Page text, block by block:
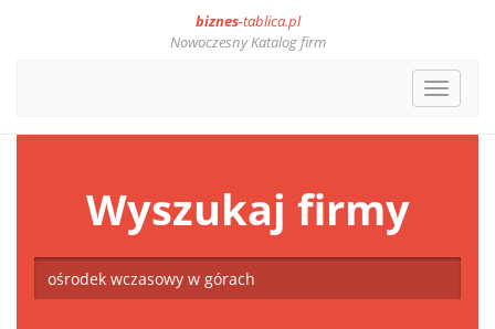
biznes-tablica.pl
Nowoczesny Katalog firm
Toggle
Wyszukaj firmy